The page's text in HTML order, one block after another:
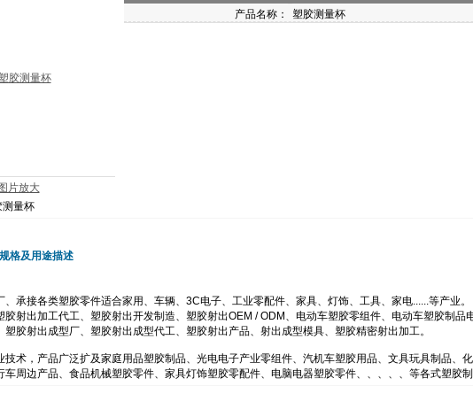
片放大
测量杯
产品名称：
塑胶测量杯
格及用途描述
、承接各类塑胶零件适合家用、车辆、3C电子、工业零配件、家具、灯饰、工具、家电......等产业。
胶射出加工代工、塑胶射出开发制造、塑胶射出OEM / ODM、电动车塑胶零组件、电动车塑胶制品
塑胶射出成型厂、塑胶射出成型代工、塑胶射出产品、射出成型模具、塑胶精密射出加工。
技术，产品广泛扩及家庭用品塑胶制品、光电电子产业零组件、汽机车塑胶用品、文具玩具制品、
车周边产品、食品机械塑胶零件、家具灯饰塑胶零配件、电脑电器塑胶零件、、、、、等各式塑胶制